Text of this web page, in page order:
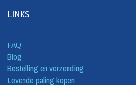
LINKS
FAQ
Blog
Bestelling en verzending
Levende paling kopen